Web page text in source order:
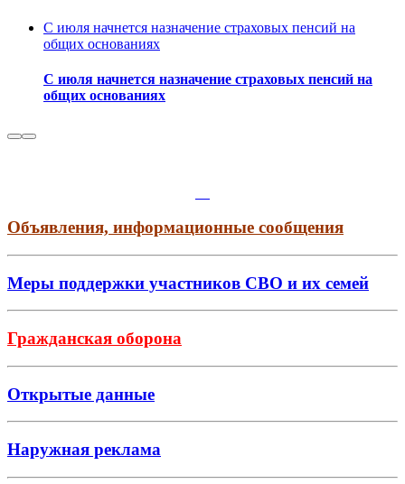
С июля начнется назначение страховых пенсий на
общих основаниях
С июля начнется назначение страховых пенсий на
общих основаниях
Объявления, информационные сообщения
Меры поддержки участников СВО и их семей
Гражданская оборона
Открытые данные
Наружная реклама